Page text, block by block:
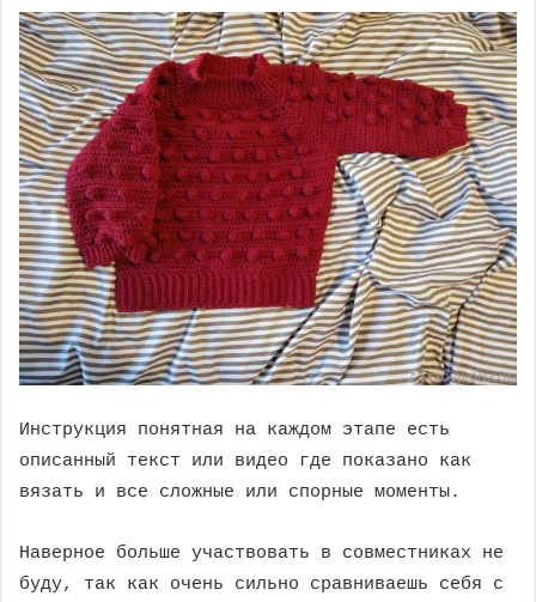
Инструкция понятная на каждом этапе есть
описанный текст или видео где показано как
вязать и все сложные или спорные моменты.
Наверное больше участвовать в совместниках не
буду, так как очень сильно сравниваешь себя с